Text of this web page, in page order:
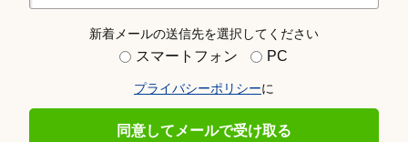
新着メールの送信先を選択してください
スマートフォン PC
プライバシーポリシーに
同意してメールで受け取る